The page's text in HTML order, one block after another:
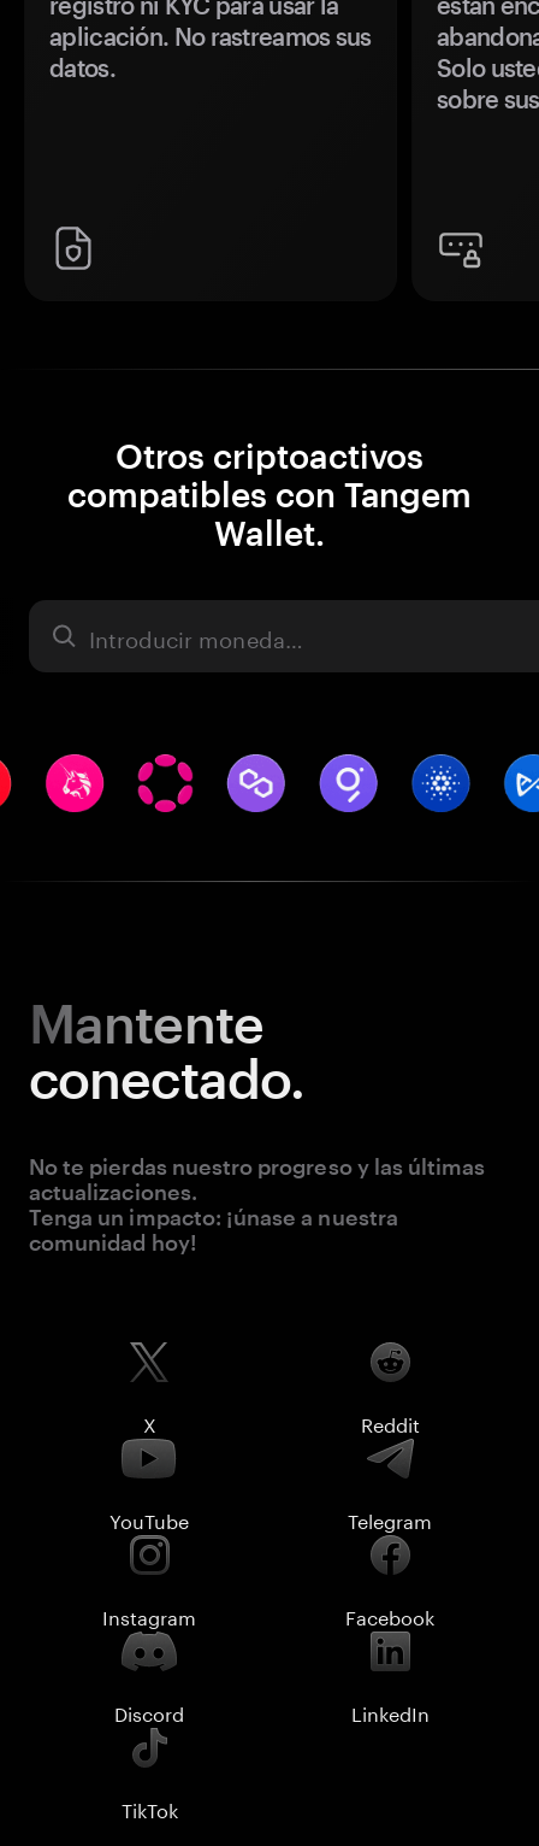
aplicación. No rastreamos sus
datos.
Solo
sobre
Otros criptoactivos
compatibles con Tangem
Wallet.
Activo
Mantente
conectado.
No te pierdas nuestro progreso y las últimas
actualizaciones.
Tenga un impacto: ¡únase a nuestra
comunidad hoy!
X Reddit
YouTube Telegram
Instagram Facebook
Discord LinkedIn
TikTok